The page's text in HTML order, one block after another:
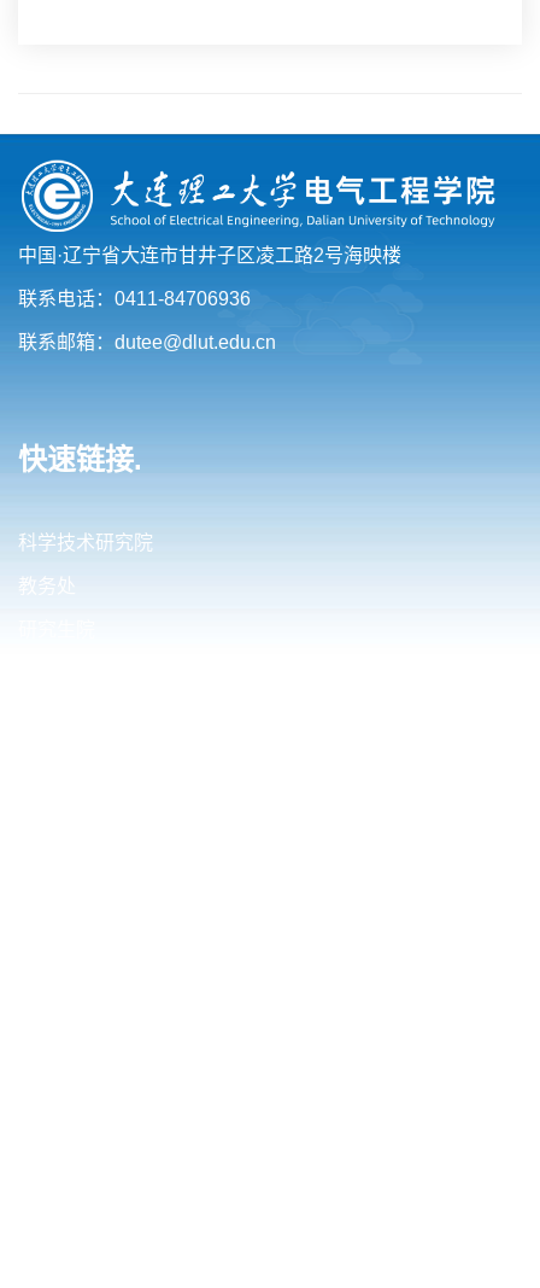
中国·辽宁省大连市甘井子区凌工路2号海映楼
联系电话：0411-84706936
联系邮箱：dutee@dlut.edu.cn
快速链接.
科学技术研究院
教务处